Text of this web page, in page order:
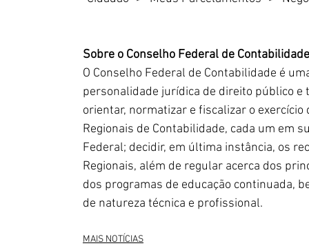
Sobre o Conselho Federal de Contabilidade
O Conselho Federal de Contabilidade é
personalidade jurídica de direito público
orientar, normatizar e fiscalizar o
Regionais de Contabilidade, cada um em
Federal; decidir, em última instância, os
Regionais, além de regular acerca dos
dos programas de educação continuada,
de natureza técnica e profissional.
MAIS NOTÍCIAS